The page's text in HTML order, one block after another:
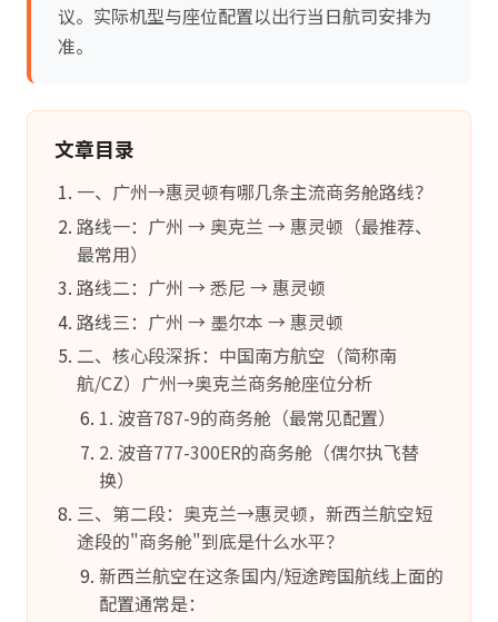
议。实际机型与座位配置以出行当日航司安排为
准。
文章目录
一、广州→惠灵顿有哪几条主流商务舱路线？
路线一：广州 → 奥克兰 → 惠灵顿（最推荐、
最常用）
路线二：广州 → 悉尼 → 惠灵顿
路线三：广州 → 墨尔本 → 惠灵顿
二、核心段深拆：中国南方航空（简称南
航/CZ）广州→奥克兰商务舱座位分析
1. 波音787-9的商务舱（最常见配置）
2. 波音777-300ER的商务舱（偶尔执飞替
换）
三、第二段：奥克兰→惠灵顿，新西兰航空短
途段的"商务舱"到底是什么水平？
新西兰航空在这条国内/短途跨国航线上面的
配置通常是：